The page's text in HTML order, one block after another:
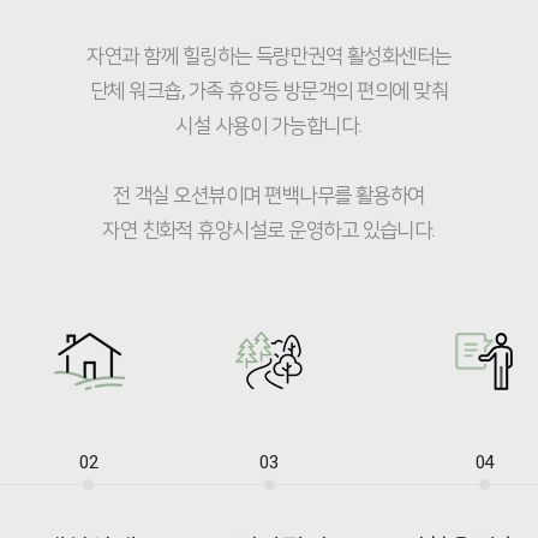
자연과 함께 힐링하는 득량만권역 활성화센터는
단체 워크숍, 가족 휴양등 방문객의 편의에 맞춰
시설 사용이 가능합니다.
전 객실 오션뷰이며 편백나무를 활용하여
자연 친화적 휴양시설로 운영하고 있습니다.
02 03 04